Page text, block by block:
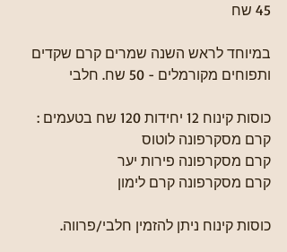
45 שח
במיוחד לראש השנה שמרים קרם שקדים
ותפוחים מקורמלים - 50 שח. חלבי
כוסות קינוח 12 יחידות 120 שח בטעמים :
קרם מסקרפונה לוטוס
קרם מסקרפונה פירות יער
קרם מסקרפונה קרם לימון
כוסות קינוח ניתן להזמין חלבי/פרווה.